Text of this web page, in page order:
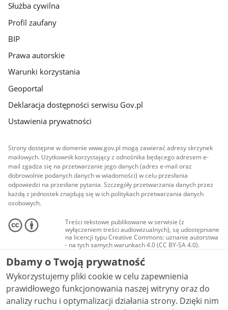
Służba cywilna
Profil zaufany
BIP
Prawa autorskie
Warunki korzystania
Geoportal
Deklaracja dostępności serwisu Gov.pl
Ustawienia prywatności
Strony dostępne w domenie www.gov.pl mogą zawierać adresy skrzynek
mailowych. Użytkownik korzystający z odnośnika będącego adresem e-
mail zgadza się na przetwarzanie jego danych (adres e-mail oraz
dobrowolnie podanych danych w wiadomości) w celu przesłania
odpowiedzi na przesłane pytania. Szczegóły przetwarzania danych przez
każdą z jednostek znajdują się w ich politykach przetwarzania danych
osobowych.
Treści tekstowe publikowane w serwisie (z
wyłączeniem treści audiowizualnych), są udostępniane
na licencji typu Creative Commons: uznanie autorstwa
- na tych samych warunkach 4.0 (CC BY-SA 4.0).
Materiały audiowizualne, w tym zdjęcia, materiały
audio i wideo, są udostępniane na licencji typu
Creative Commons: uznanie autorstwa użycie
niekomercyjne - bez utworów zależnych 4.0 (CC BY-
NC-ND 4.0), o ile nie jest to stwierdzone inaczej.
Dbamy o Twoją prywatność
Wykorzystujemy pliki cookie w celu zapewnienia
prawidłowego funkcjonowania naszej witryny oraz do
analizy ruchu i optymalizacji działania strony. Dzięki nim